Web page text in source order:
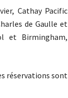
Cathay Pacific
de Gaulle et
et Birmingham,
réservations sont